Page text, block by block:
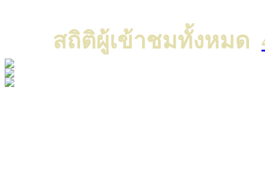
สถิติผู้เข้าชมทั้งหมด